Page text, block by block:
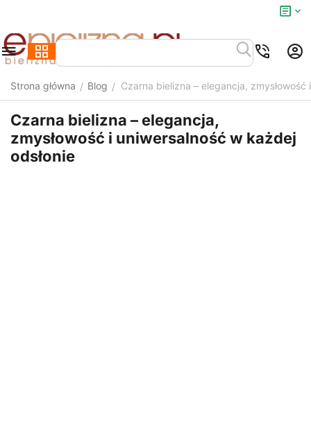
Strona główna / Blog / Czarna bielizna – elegancja,
Czarna bielizna – elegancja,
zmysłowość i uniwersalność w każdej
odsłonie